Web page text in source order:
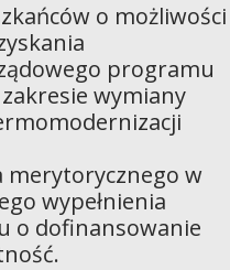
o możliwości
programu
wymiany
merytorycznego w
wypełnienia
o dofinansowanie